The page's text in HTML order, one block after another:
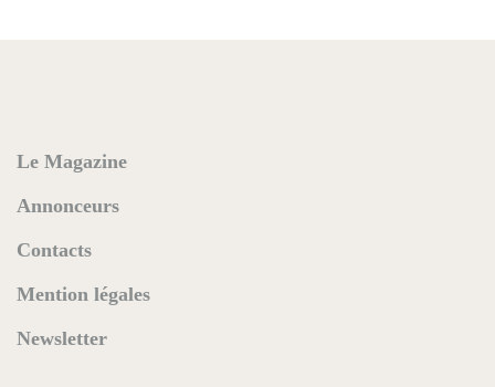
Le Magazine
Annonceurs
Contacts
Mention légales
Newsletter